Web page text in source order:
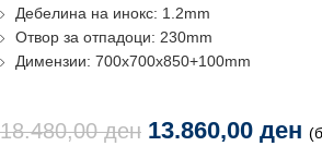
Дебелина на инокс: 1.2mm
Отвор за отпадоци: 230mm
Димензии: 700x700x850+100mm
18.480,00ден 13.860,00 ден